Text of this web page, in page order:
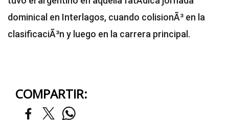
dominical en Interlagos, cuando colisionÃ³ en la
clasificaciÃ³n y luego en la carrera principal.
COMPARTIR: